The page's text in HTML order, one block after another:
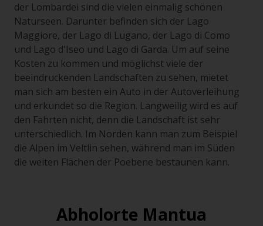
der Lombardei sind die vielen einmalig schönen
Naturseen. Darunter befinden sich der Lago
Maggiore, der Lago di Lugano, der Lago di Como
und Lago d'Iseo und Lago di Garda. Um auf seine
Kosten zu kommen und möglichst viele der
beeindruckenden Landschaften zu sehen, mietet
man sich am besten ein Auto in der Autoverleihung
und erkundet so die Region. Langweilig wird es auf
den Fahrten nicht, denn die Landschaft ist sehr
unterschiedlich. Im Norden kann man zum Beispiel
die Alpen im Veltlin sehen, während man im Süden
die weiten Flächen der Poebene bestaunen kann.
Abholorte Mantua